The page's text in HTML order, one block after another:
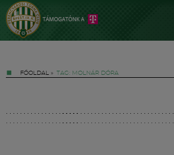
FŐOLDAL » TAG: MOLNÁR DÓRA